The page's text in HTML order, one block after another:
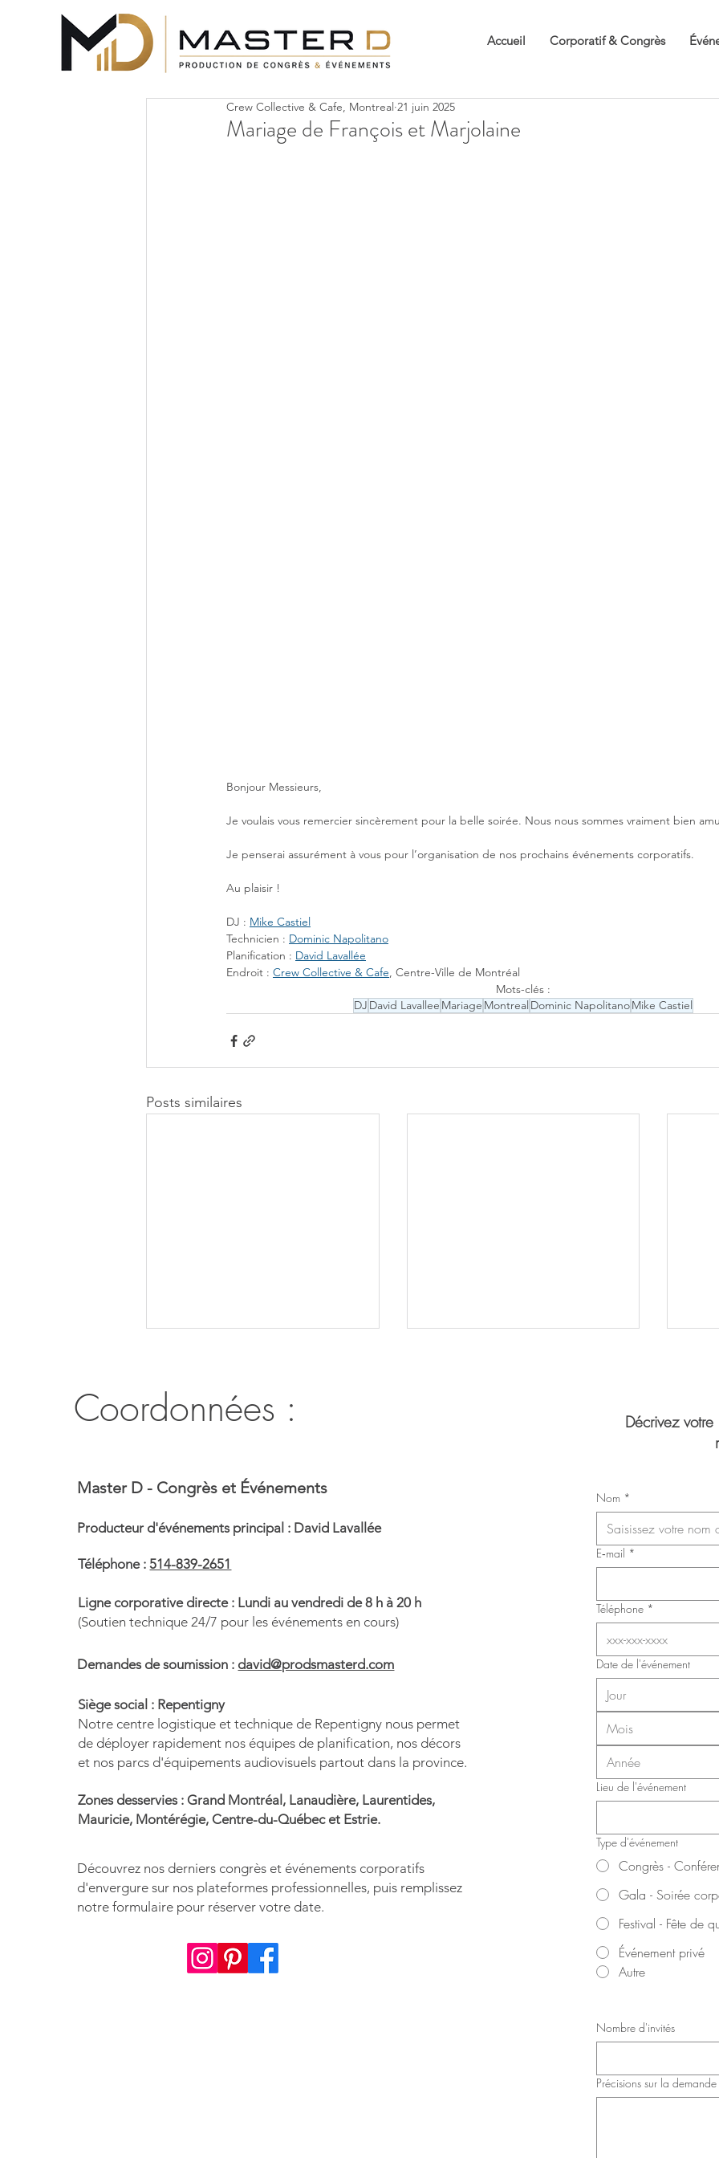
Accueil Corporatif & Congrès
Mariage de François et Marjolaine
Crew Collective & Cafe, Montreal 21 juin 2025
Bonjour Messieurs,
Je voulais vous remercier sincèrement pour la belle soirée. Nous nous sommes vraiment bien
Je penserai assurément à vous pour l’organisation de nos prochains événements corporatifs.
Au plaisir !
DJ : Mike Castiel
Technicien : Dominic Napolitano
Planification : David Lavallée
Endroit : Crew Collective & Cafe, Centre-Ville de Montréal
Mots-clés :
DJ David Lavallee Mariage Montreal Dominic NapolitanoMike Castiel
Posts similaires
Congrès de l'Association
salariés du Québec (APPSQ)
infirmières, inhalothérapeutes et
Coordonnées :
Master D - Congrès et Événements
Producteur d'événements principal : David Lavallée​
Téléphone :514-839-2651
Ligne corporative directe : Lundi au vendredi de 8 h à 20 h
(Soutien technique 24/7 pour les événements en cours)
Demandes de soumission : david@prodsmasterd.com​​
Siège social : Repentigny
Notre centre logistique et technique de Repentigny nous permet
de déployer rapidement nos équipes de planification, nos décors
et nos parcs d'équipements audiovisuels partout dans la province.
Zones desservies : Grand Montréal, Lanaudière, Laurentides,
Mauricie, Montérégie, Centre-du-Québec et Estrie.
Découvrez nos derniers congrès et événements corporatifs
d'envergure sur nos plateformes professionnelles, puis remplissez
notre formulaire pour réserver votre date.
Décrivez
Nom *
E‑mail *
Téléphone *
Date de l'événement
Mois
Lieu de l'événement
Type d'événement
Congrès -
Gala - Soirée
Festival - Fête de
Événement privé
Autre
Nombre d'invités
Précisions sur la demande